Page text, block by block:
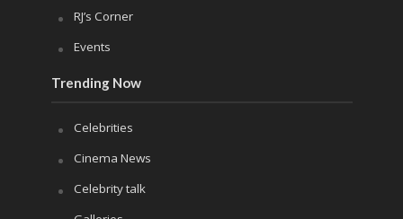
RJ’s Corner
Events
Trending Now
Celebrities
Cinema News
Celebrity talk